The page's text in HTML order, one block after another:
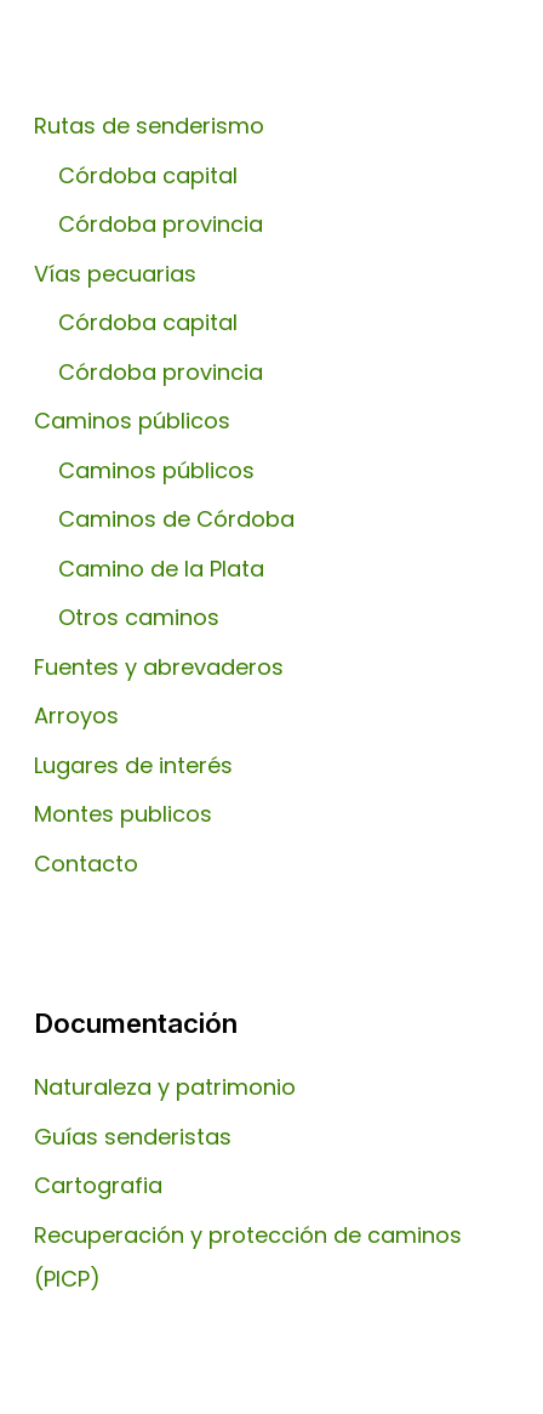
Rutas de senderismo
Córdoba capital
Córdoba provincia
Vías pecuarias
Córdoba capital
Córdoba provincia
Caminos públicos
Caminos públicos
Caminos de Córdoba
Camino de la Plata
Otros caminos
Fuentes y abrevaderos
Arroyos
Lugares de interés
Montes publicos
Contacto
Documentación
Naturaleza y patrimonio
Guías senderistas
Cartografia
Recuperación y protección de caminos
(PICP)